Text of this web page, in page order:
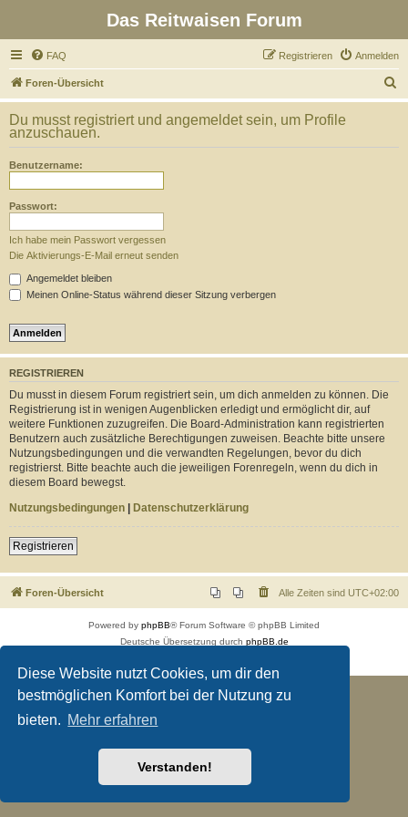
Diese Website nutzt Cookies, um dir den
bestmöglichen Komfort bei der Nutzung zu
bieten. Mehr erfahren
Verstanden!
Das Reitwaisen Forum
FAQ Anmelden
Registrieren
Foren-Übersicht
u
h
Du musst registriert und angemeldet sein, um Profile
anzuschauen.
Benutzername:
Passwort:
Ich habe mein Passwort vergessen
Die Aktivierungs-E-Mail erneut senden
Angemeldet bleiben
Meinen Online-Status während dieser Sitzung verbergen
REGISTRIEREN
Du musst in diesem Forum registriert sein, um dich anmelden zu können. Die
Registrierung ist in wenigen Augenblicken erledigt und ermöglicht dir, auf
weitere Funktionen zuzugreifen. Die Board-Administration kann registrierten
Benutzern auch zusätzliche Berechtigungen zuweisen. Beachte bitte unsere
Nutzungsbedingungen und die verwandten Regelungen, bevor du dich
registrierst. Bitte beachte auch die jeweiligen Forenregeln, wenn du dich in
diesem Board bewegst.
Nutzungsbedingungen | Datenschutzerklärung
Registrieren
Foren-Übersicht Alle Zeiten sind UTC+02:00
Powered by phpBB® Forum Software © phpBB Limited
Deutsche Übersetzung durch phpBB.de